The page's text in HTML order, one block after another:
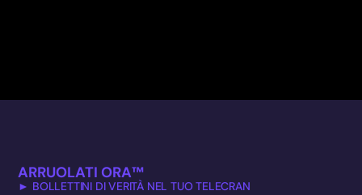
ARRUOLATI ORA™
► BOLLETTINI DI VERITÀ NEL TUO TELECRAN